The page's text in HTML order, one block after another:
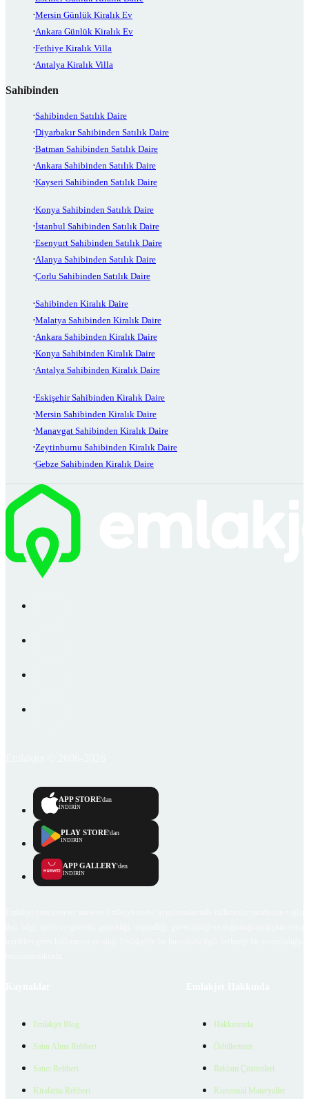
Mersin Günlük Kiralık Ev
Ankara Günlük Kiralık Ev
Fethiye Kiralık Villa
Antalya Kiralık Villa
Sahibinden
Sahibinden Satılık Daire
Diyarbakır Sahibinden Satılık Daire
Batman Sahibinden Satılık Daire
Ankara Sahibinden Satılık Daire
Kayseri Sahibinden Satılık Daire
Konya Sahibinden Satılık Daire
İstanbul Sahibinden Satılık Daire
Esenyurt Sahibinden Satılık Daire
Alanya Sahibinden Satılık Daire
Çorlu Sahibinden Satılık Daire
Sahibinden Kiralık Daire
Malatya Sahibinden Kiralık Daire
Ankara Sahibinden Kiralık Daire
Konya Sahibinden Kiralık Daire
Antalya Sahibinden Kiralık Daire
Eskişehir Sahibinden Kiralık Daire
Mersin Sahibinden Kiralık Daire
Manavgat Sahibinden Kiralık Daire
Zeytinburnu Sahibinden Kiralık Daire
Gebze Sahibinden Kiralık Daire
APP STORE'dan
İNDİRİN
PLAY STORE'dan
İNDİRİN
APP GALLERY'den
İNDİRİN
Emlakjet Blog
Satın Alma Rehberi
Satıcı Rehberi
Kiralama Rehberi
Hakkımızda
Ödüllerimiz
Reklam Çözümleri
Kurumsal Materyaller